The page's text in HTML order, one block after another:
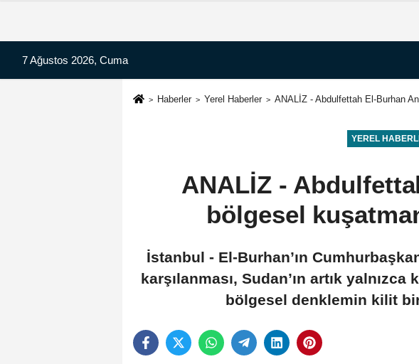
7 Ağustos 2026, Cuma
Haberler Yerel Haberler ANALİZ - Abdulfettah El-Burhan
YEREL
ANALİZ -
bölgesel
İstanbul - El-Burhan’ın
karşılanması, Sudan’ın artık
bölgesel denklemin kilit